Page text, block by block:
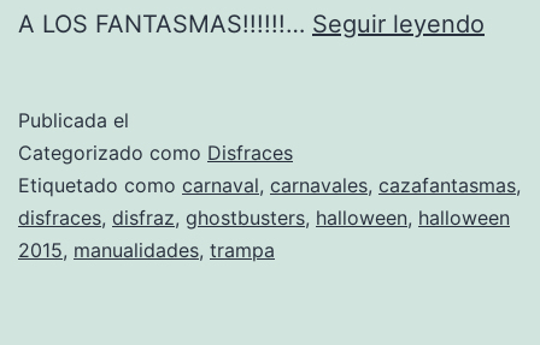
A LOS FANTASMAS!!!!!!… Seguir leyendo
Publicada el
Categorizado como Disfraces
Etiquetado como carnaval, carnavales, cazafantasmas,
disfraces, disfraz, ghostbusters, halloween, halloween
2015, manualidades, trampa